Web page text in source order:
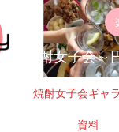
焼酎女子会
焼酎女子会ギャ
資料